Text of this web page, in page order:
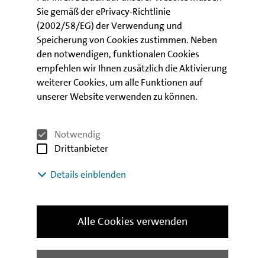
Sie gemäß der ePrivacy-Richtlinie
(2002/58/EG) der Verwendung und
Speicherung von Cookies zustimmen. Neben
den notwendigen, funktionalen Cookies
empfehlen wir Ihnen zusätzlich die Aktivierung
weiterer Cookies, um alle Funktionen auf
unserer Website verwenden zu können.
Notwendig
Drittanbieter
Details einblenden
Alle Cookies verwenden
Den vollständigen Bericht finden Sie hier:
Berliner Konjunktur deutlich über Bundestrend